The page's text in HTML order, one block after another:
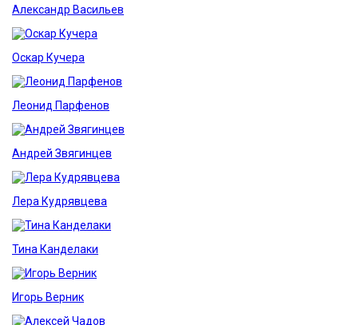
Александр Васильев
Оскар Кучера
Леонид Парфенов
Андрей Звягинцев
Лера Кудрявцева
Тина Канделаки
Игорь Верник